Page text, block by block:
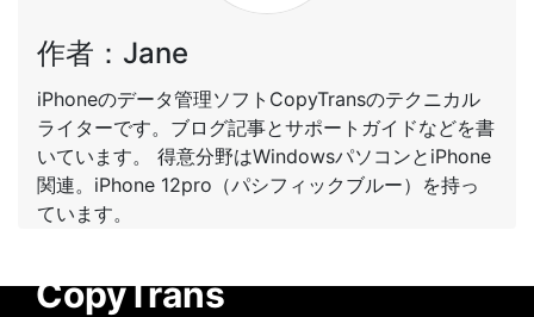
作者：Jane
iPhoneのデータ管理ソフトCopyTransのテクニカル
ライターです。ブログ記事とサポートガイドなどを書
いています。 得意分野はWindowsパソコンとiPhone
関連。iPhone 12pro（パシフィックブルー）を持っ
ています。
CopyTrans